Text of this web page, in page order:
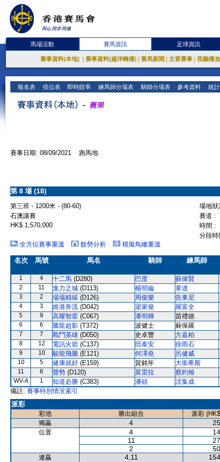
馬場活動 賽馬資訊 足球資訊
賽事資料(本地) 賽事資料(越洋轉播) 賽馬新聞 主要賽事 視聽播
報名表 排位表 即時賠率 練馬師分場表 騎師分場表 參考資料 統
賽事日期: 08/09/2021 跑馬地
第 8 場 (18)
第三班 - 1200米 - (80-60)
場地
石澳讓賽
賽道 :
HK$ 1,570,000
時間 :
分段
全方位賽事重溫
餘勢分析 模擬鳥瞰重溫
名次 馬號 馬名 騎師 練馬師
1 4 十二馬 (D280) 巴度 蘇偉賢
2 11 進力之城 (D113) 楊明綸 韋達
3 2 場場精綵 (D126) 周俊樂 告東尼
4 3 維港奔流 (D042) 梁家俊 羅富全
5 9 高耀智星 (C067) 潘明輝 苗禮德
6 6 騰龍超影 (T372) 波健士 蘇保羅
7 7 戰鬥英雄 (D050) 史卓豐 方嘉柏
8 12 電訊火箭 (C137) 田泰安 徐雨石
9 10 駿龍飛騰 (E121) 何澤堯 呂健威
10 5 健康就好 (E159) 賀銘年 大衛希斯
11 8 聲勢 (D120) 莫雷拉 蔡約翰
WV-A 1 知道必勝 (C383) 潘頓
沈集成
備註: 賽事特別情況索引
派彩
彩池 勝出組合
派彩
獨贏
4
位置 4
11
2
連贏 4,11